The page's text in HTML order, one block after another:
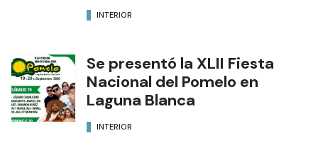
INTERIOR
Se presentó la XLII Fiesta
Nacional del Pomelo en
Laguna Blanca
INTERIOR